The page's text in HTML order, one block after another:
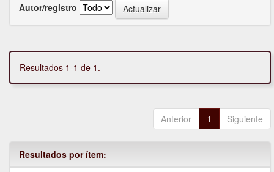
Autor/registro
Resultados 1-1 de 1.
Anterior 1 Siguiente
Resultados por ítem: